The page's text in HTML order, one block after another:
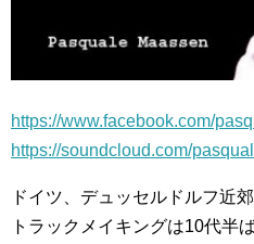
https://www.facebook.com/
https://soundcloud.com/
ドイツ、デュッセルドルフ近
トラックメイキングは10代半